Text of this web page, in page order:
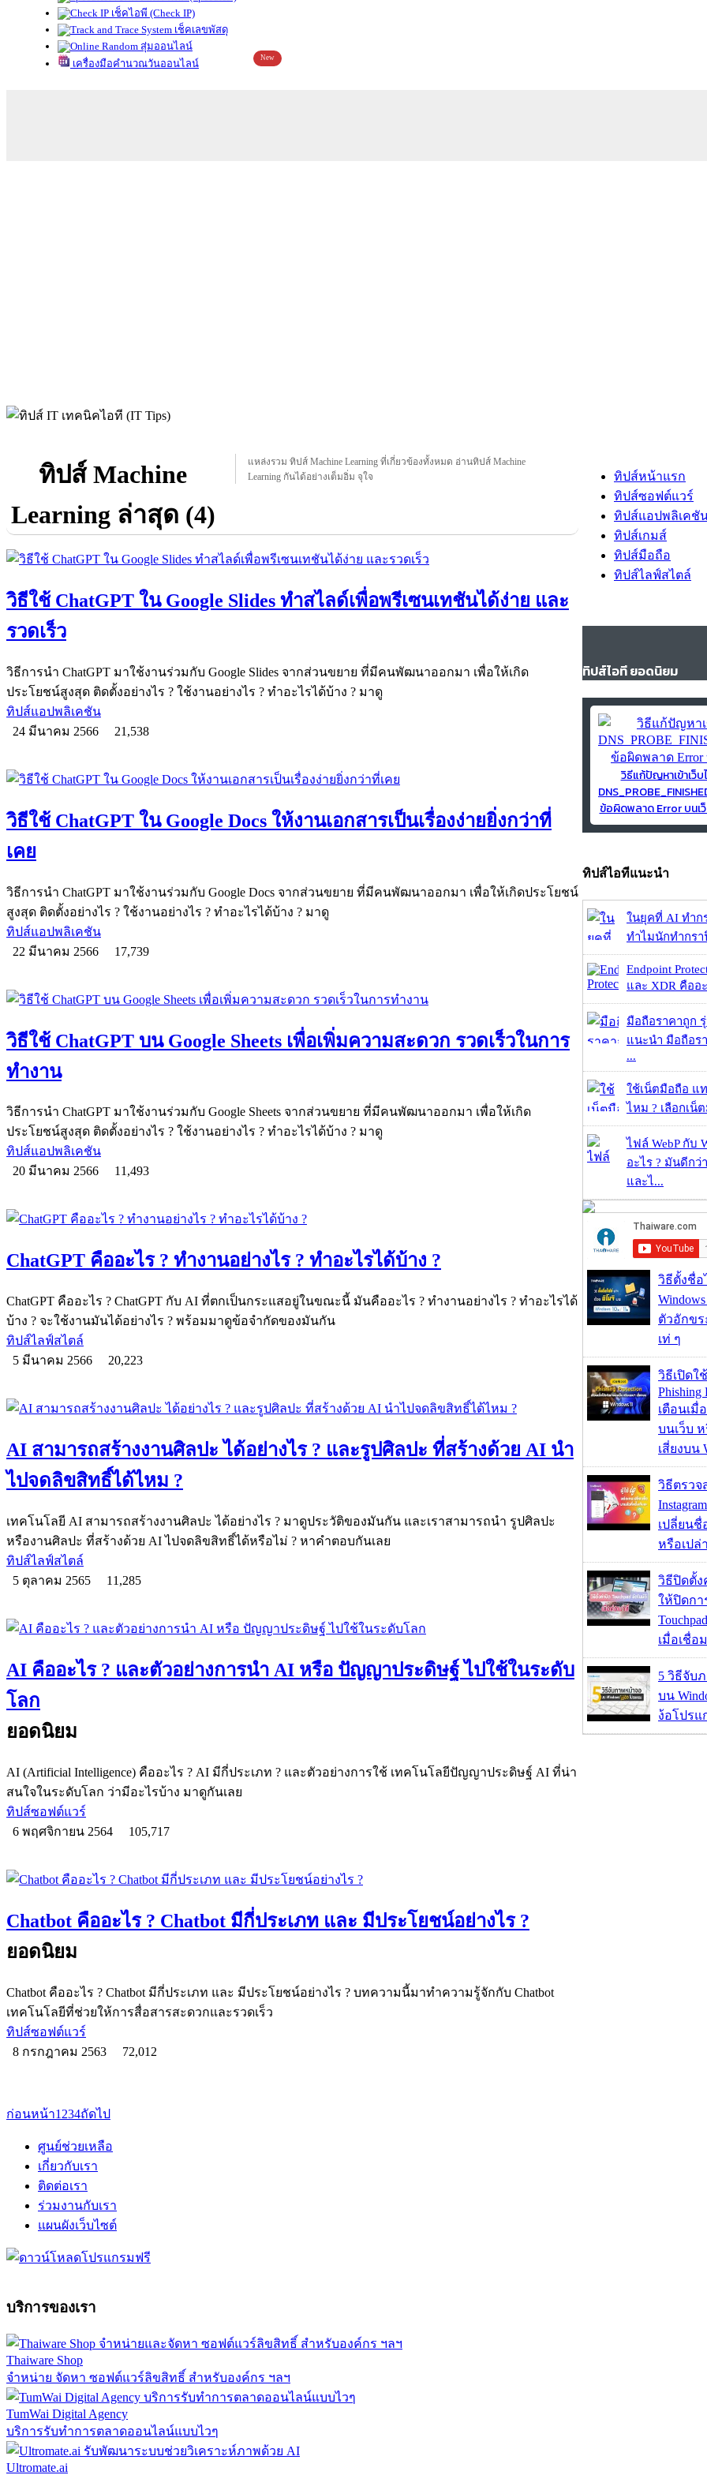
เช็คไอพี (Check IP)
เช็คเลขพัสดุ
สุ่มออนไลน์
เครื่องมือคำนวณวันออนไลน์
New
ทิปส์ Machine
Learning ล่าสุด (4)
แหล่งรวม ทิปส์ Machine Learning ที่เกี่ยวข้องทั้งหมด อ่านทิปส์ Machine
Learning กันได้อย่างเต็มอิ่ม จุใจ
วิธีใช้ ChatGPT ใน Google Slides ทำสไลด์เพื่อพรีเซนเทชันได้ง่าย และ
รวดเร็ว
วิธีการนำ ChatGPT มาใช้งานร่วมกับ Google Slides จากส่วนขยาย ที่มีคนพัฒนาออกมา เพื่อให้เกิด
ประโยชน์สูงสุด ติดตั้งอย่างไร ? ใช้งานอย่างไร ? ทำอะไรได้บ้าง ? มาดู
ทิปส์แอปพลิเคชัน
24 มีนาคม 2566
21,538
วิธีใช้ ChatGPT ใน Google Docs ให้งานเอกสารเป็นเรื่องง่ายยิ่งกว่าที่
เคย
วิธีการนำ ChatGPT มาใช้งานร่วมกับ Google Docs จากส่วนขยาย ที่มีคนพัฒนาออกมา เพื่อให้เกิดประโยชน์
สูงสุด ติดตั้งอย่างไร ? ใช้งานอย่างไร ? ทำอะไรได้บ้าง ? มาดู
ทิปส์แอปพลิเคชัน
22 มีนาคม 2566
17,739
วิธีใช้ ChatGPT บน Google Sheets เพื่อเพิ่มความสะดวก รวดเร็วในการ
ทำงาน
วิธีการนำ ChatGPT มาใช้งานร่วมกับ Google Sheets จากส่วนขยาย ที่มีคนพัฒนาออกมา เพื่อให้เกิด
ประโยชน์สูงสุด ติดตั้งอย่างไร ? ใช้งานอย่างไร ? ทำอะไรได้บ้าง ? มาดู
ทิปส์แอปพลิเคชัน
20 มีนาคม 2566
11,493
ChatGPT คืออะไร ? ทำงานอย่างไร ? ทำอะไรได้บ้าง ?
ChatGPT คืออะไร ? ChatGPT กับ AI ที่ตกเป็นกระแสอยู่ในขณะนี้ มันคืออะไร ? ทำงานอย่างไร ? ทำอะไรได้
บ้าง ? จะใช้งานมันได้อย่างไร ? พร้อมมาดูข้อจำกัดของมันกัน
ทิปส์ไลฟ์สไตล์
5 มีนาคม 2566
20,223
AI สามารถสร้างงานศิลปะ ได้อย่างไร ? และรูปศิลปะ ที่สร้างด้วย AI นำ
ไปจดลิขสิทธิ์ได้ไหม ?
เทคโนโลยี AI สามารถสร้างงานศิลปะ ได้อย่างไร ? มาดูประวัติของมันกัน และเราสามารถนำ รูปศิลปะ
หรืองานศิลปะ ที่สร้างด้วย AI ไปจดลิขสิทธิ์ได้หรือไม่ ? หาคำตอบกันเลย
ทิปส์ไลฟ์สไตล์
5 ตุลาคม 2565
11,285
AI คืออะไร ? และตัวอย่างการนำ AI หรือ ปัญญาประดิษฐ์ ไปใช้ในระดับ
โลก
ยอดนิยม
AI (Artificial Intelligence) คืออะไร ? AI มีกี่ประเภท ? และตัวอย่างการใช้ เทคโนโลยีปัญญาประดิษฐ์ AI ที่น่า
สนใจในระดับโลก ว่ามีอะไรบ้าง มาดูกันเลย
ทิปส์ซอฟต์แวร์
6 พฤศจิกายน 2564
105,717
Chatbot คืออะไร ? Chatbot มีกี่ประเภท และ มีประโยชน์อย่างไร ?
ยอดนิยม
Chatbot คืออะไร ? Chatbot มีกี่ประเภท และ มีประโยชน์อย่างไร ? บทความนี้มาทำความรู้จักกับ Chatbot
เทคโนโลยีที่ช่วยให้การสื่อสารสะดวกและรวดเร็ว
ทิปส์ซอฟต์แวร์
8 กรกฎาคม 2563
72,012
ก่อนหน้า1 234ถัดไป
ทิปส์หน้าแรก
ทิปส์ซอฟต์แวร์
ทิปส์แอปพลิเคชั
ทิปส์เกมส์
ทิปส์มือถือ
ทิปส์ไลฟ์สไตล์
ทิปส์ไอที ยอดนิยม
วิธีแก้ปัญหาเข้าเว็บ
ข้อผิดพลาด Error บนเว็
ทิปส์ไอทีแนะนำ
ในยุคที่ AI ทำก
ทำไมนักทำกรา
Endpoint
และ XDR คืออ
มือถือราคาถูก
แนะนำ มือถือร
...
ใช้เน็ตมือถือ แ
ไหม ? เลือกเน็
ไฟล์ WebP กับ
อะไร ? มันดีกว่
และไ...
วิธีตั้งชื่
ตัวอักข
เท่ ๆ
วิธีเปิดใ
Phishing
เตือนเมื่
บนเว็บ
เสี่ยงบน
วิธีตรวจ
เปลี่ยน
หรือเปล่
วิธีปิดตั้
ให้ปิดกา
เมื่อเชื่อ
5 วิธีจับ
บน
ง้อโปรแ
ศูนย์ช่วยเหลือ
เกี่ยวกับเรา
ติดต่อเรา
ร่วมงานกับเรา
แผนผังเว็บไซต์
บริการของเรา
Thaiware Shop
จำหน่าย จัดหา ซอฟต์แวร์ลิขสิทธิ์ สำหรับองค์กร ฯลฯ
TumWai Digital Agency
บริการรับทำการตลาดออนไลน์แบบไวๆ
Ultromate.ai